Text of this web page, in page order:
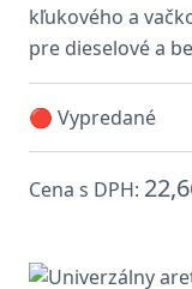
kľukového a
pre dieselové a
🔴 Vypredané
Cena s DPH: